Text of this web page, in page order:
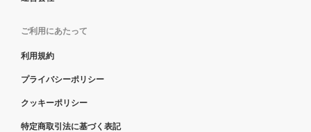
ご利用にあたって
利用規約
プライバシーポリシー
クッキーポリシー
特定商取引法に基づく表記